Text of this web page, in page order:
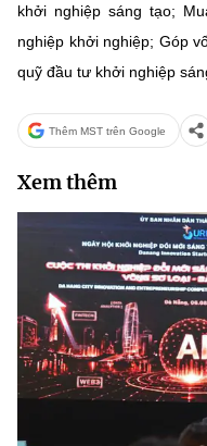
khởi nghiệp sáng tạo;
nghiệp khởi nghiệp; Góp
quỹ đầu tư khởi nghiệp
Thêm MST trên Google
Xem thêm